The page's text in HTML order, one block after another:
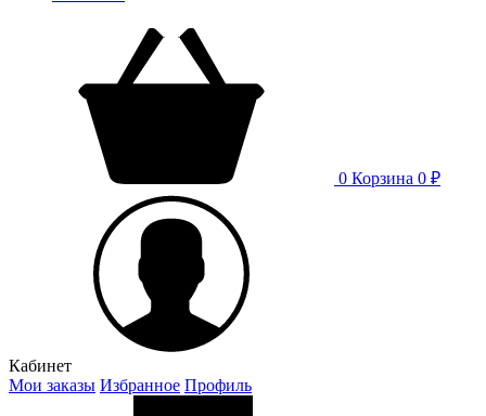
0 Корзина 0 ₽
Кабинет
Мои заказы Избранное Профиль